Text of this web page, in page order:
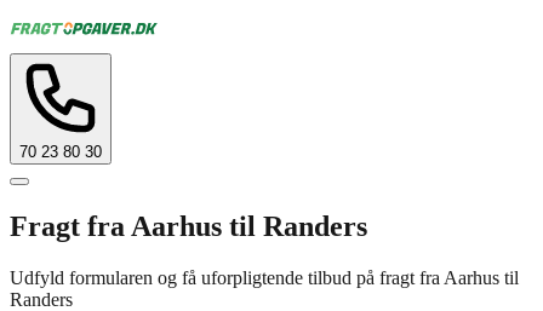
70 23 80 30
Fragt fra Aarhus til Randers
Udfyld formularen og få uforpligtende tilbud på fragt fra Aarhus til
Randers